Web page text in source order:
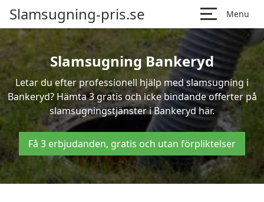
Slamsugning-pris.se Menu
Slamsugning Bankeryd
Letar du efter professionell hjälp med slamsugning i
Bankeryd? Hämta 3 gratis och icke bindande offerter på
slamsugningstjänster i Bankeryd här.
Få 3 erbjudanden, gratis och utan förpliktelser